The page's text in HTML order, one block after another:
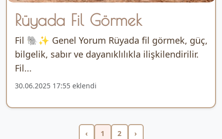
Rüyada Fil Görmek
Fil 🐘✨ Genel Yorum Rüyada fil görmek, güç,
bilgelik, sabır ve dayanıklılıkla ilişkilendirilir.
Fil...
30.06.2025 17:55 eklendi
‹ 1 2 ›